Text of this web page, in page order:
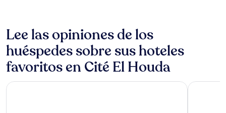
cambios.
Aplican
términos
adicionales.
Lee las opiniones de los
huéspedes sobre sus hoteles
favoritos en Cité El Houda
Hotel Prestige Agadir Sofitel